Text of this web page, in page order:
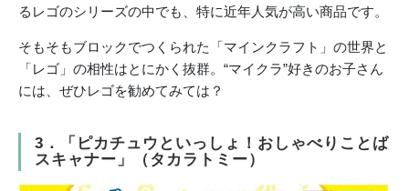
るレゴのシリーズの中でも、特に近年人気が高い商品です。
そもそもブロックでつくられた「マインクラフト」の世界と
「レゴ」の相性はとにかく抜群。“マイクラ”好きのお子さん
には、ぜひレゴを勧めてみては？
3．「ピカチュウといっしょ！おしゃべりことば
スキャナー」（タカラトミー）